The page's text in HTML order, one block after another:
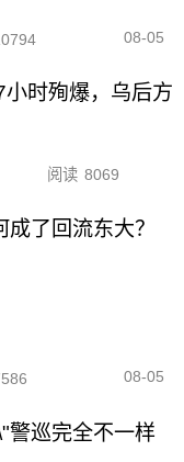
08-05
时殉爆，乌后方
阅读 8069
了回流东大？
08-05
警巡完全不一样